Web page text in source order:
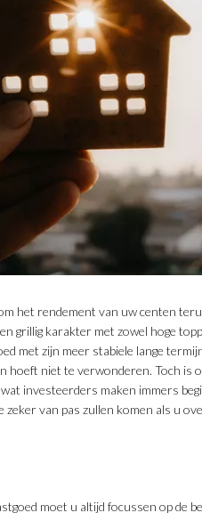
het rendement van uw centen
grillig karakter met zowel hoge
met zijn meer stabiele lange
hoeft niet te verwonderen. Toch is
wat investeerders maken immers
van pas zullen komen als u
moet u altijd focussen op de